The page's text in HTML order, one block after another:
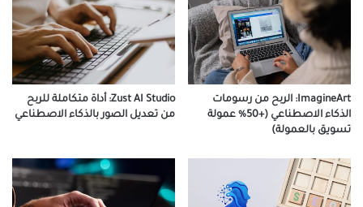
ImagineArt: الربح من رسومات
الذكاء الاصطناعي (+50% عمولة
تسويق بالعمولة)
Zust AI Studio: أداة متكاملة للربح
من تعديل الصور بالذكاء الاصطناعي